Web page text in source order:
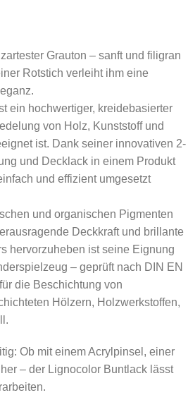
Grauton – sanft und filigran
Rotstich verleiht ihm eine
ein hochwertiger, kreidebasierter
von Holz, Kunststoff und
ist. Dank seiner innovativen 2-
und Decklack in einem Produkt
und effizient umgesetzt
und organischen Pigmenten
Deckkraft und brillante
hervorzuheben ist seine Eignung
– geprüft nach DIN EN
die Beschichtung von
Hölzern, Holzwerkstoffen,
Ob mit einem Acrylpinsel, einer
– der Lignocolor Buntlack lässt